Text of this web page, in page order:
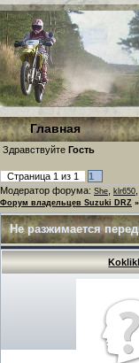
Главная
Здравствуйте Гость
Страница 1 из 1
1
Модератор форума: She klr650
Форум владельцев Suzuki DRZ »
Не разжимается